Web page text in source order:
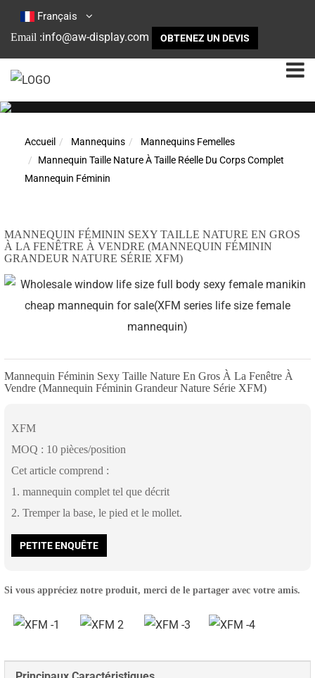
Français
Email :info@aw-display.com OBTENEZ UN DEVIS
Accueil Mannequins
Mannequins Femelles
Mannequin Taille Nature À Taille Réelle Du Corps Complet
Mannequin Féminin
MANNEQUIN FÉMININ SEXY TAILLE NATURE EN GROS
À LA FENÊTRE À VENDRE (MANNEQUIN FÉMININ
GRANDEUR NATURE SÉRIE XFM)
Mannequin Féminin Sexy Taille Nature En Gros À La Fenêtre À
Vendre (mannequin Féminin Grandeur Nature Série XFM)
XFM
MOQ : 10 pièces/position
Cet article comprend :
1. mannequin complet tel que décrit
2. Tremper la base, le pied et le mollet.
PETITE ENQUÊTE
Si vous appréciez notre produit, merci de le partager avec votre amis.